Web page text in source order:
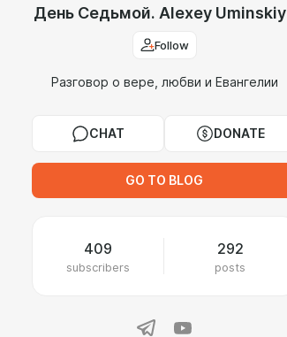
День Седьмой. Alexey Uminskiy
Follow
Разговор о вере, любви и Евангелии
CHAT DONATE
GO TO BLOG
409
subscribers
292
posts